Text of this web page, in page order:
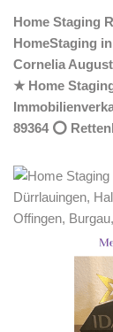
Home Staging
HomeStaging in
Cornelia
★ Home
89364 ⭕